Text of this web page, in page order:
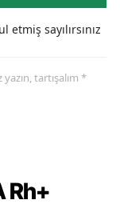
etmiş sayılırsınız
tartışalım *
Rh+